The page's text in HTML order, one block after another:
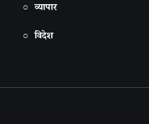
○ व्यापार
○ विदेश